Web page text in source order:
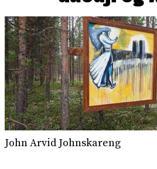
John Arvid Johnskareng